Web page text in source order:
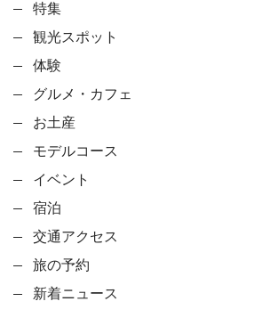
特集
観光スポット
体験
グルメ・カフェ
お土産
モデルコース
イベント
宿泊
交通アクセス
旅の予約
新着ニュース